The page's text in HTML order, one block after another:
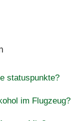
statuspunkte?
im Flugzeug?